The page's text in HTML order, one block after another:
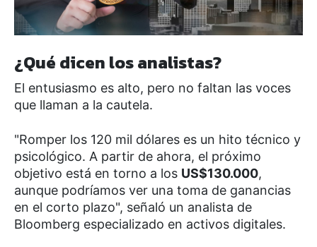
¿Qué dicen los analistas?
El entusiasmo es alto, pero no faltan las voces
que llaman a la cautela.
"Romper los 120 mil dólares es un hito técnico y
psicológico. A partir de ahora, el próximo
objetivo está en torno a los US$130.000,
aunque podríamos ver una toma de ganancias
en el corto plazo", señaló un analista de
Bloomberg especializado en activos digitales.